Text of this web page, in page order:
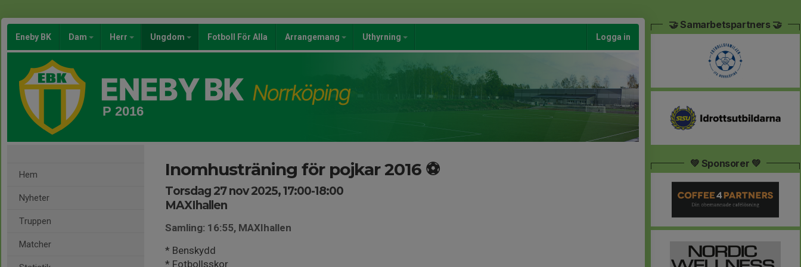
Eneby BK Dam Herr Ungdom Fotboll För Alla Arrangemang Uthyrning Logga in
P 2016
Hem
Nyheter
Truppen
Matcher
Inomhusträning för pojkar 2016 ⚽️
Torsdag 27 nov 2025, 17:00-18:00
MAXIhallen
Samling: 16:55, MAXIhallen
* Benskydd
* Fotbollsskor
🤝 Samarbetspartners 🤝
💚 Sponsorer 💚